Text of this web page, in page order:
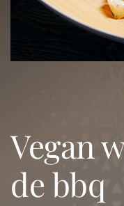
vegan worstjes op
de bbq